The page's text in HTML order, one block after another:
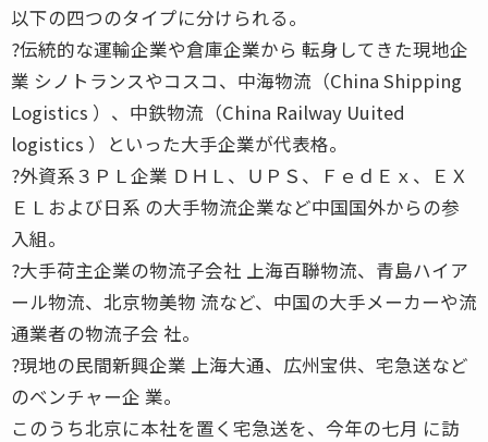
以下の四つのタイプに分けられる。
?伝統的な運輸企業や倉庫企業から 転身してきた現地企
業 シノトランスやコスコ、中海物流（China Shipping
Logistics ）、中鉄物流（China Railway Uuited
logistics ）といった大手企業が代表格。
?外資系３ＰＬ企業 ＤＨＬ、ＵＰＳ、ＦｅｄＥｘ、ＥＸ
ＥＬおよび日系 の大手物流企業など中国国外からの参
入組。
?大手荷主企業の物流子会社 上海百聯物流、青島ハイア
ール物流、北京物美物 流など、中国の大手メーカーや流
通業者の物流子会 社。
?現地の民間新興企業 上海大通、広州宝供、宅急送など
のベンチャー企 業。
このうち北京に本社を置く宅急送を、今年の七月 に訪